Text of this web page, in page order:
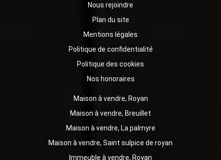
Nous rejoindre
Plan du site
Mentions légales
Politique de confidentialité
Politique des cookies
Nos honoraires
Maison à vendre, Royan
Maison à vendre, Breuillet
Maison à vendre, La palmyre
Maison à vendre, Saint sulpice de royan
Immeuble à vendre, Royan